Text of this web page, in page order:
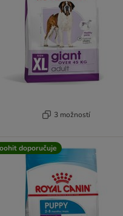
3 možností
doporučuje